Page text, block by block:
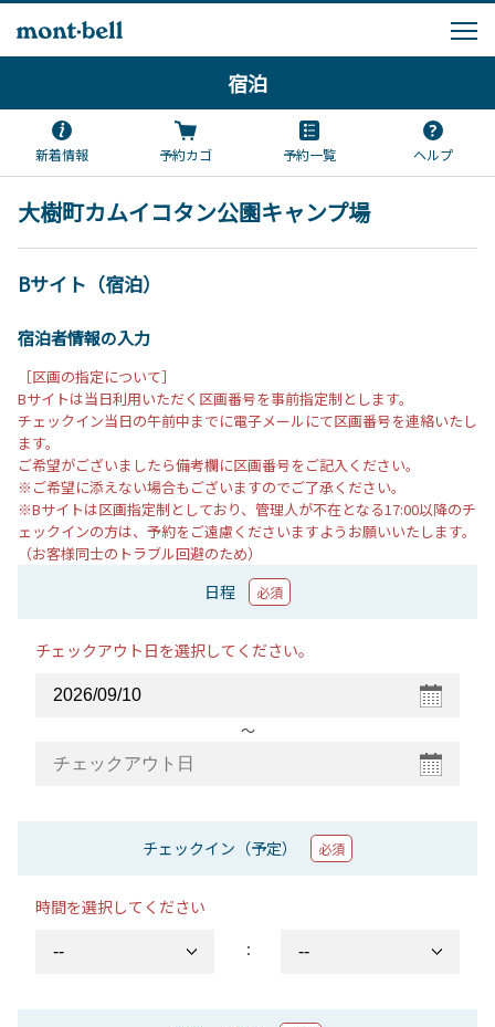
宿泊
新着情報 予約カゴ 予約一覧 ヘルプ
大樹町カムイコタン公園キャンプ場
Bサイト（宿泊）
宿泊者情報の入力
［区画の指定について］
Bサイトは当日利用いただく区画番号を事前指定制とします。
チェックイン当日の午前中までに電子メールにて区画番号を連絡いたし
ます。
ご希望がございましたら備考欄に区画番号をご記入ください。
※ご希望に添えない場合もございますのでご了承ください。
※Bサイトは区画指定制としており、管理人が不在となる17:00以降のチ
ェックインの方は、予約をご遠慮くださいますようお願いいたします。
（お客様同士のトラブル回避のため）
日程 必須
チェックアウト日を選択してください。
〜
チェックイン（予定） 必須
時間を選択してください
：